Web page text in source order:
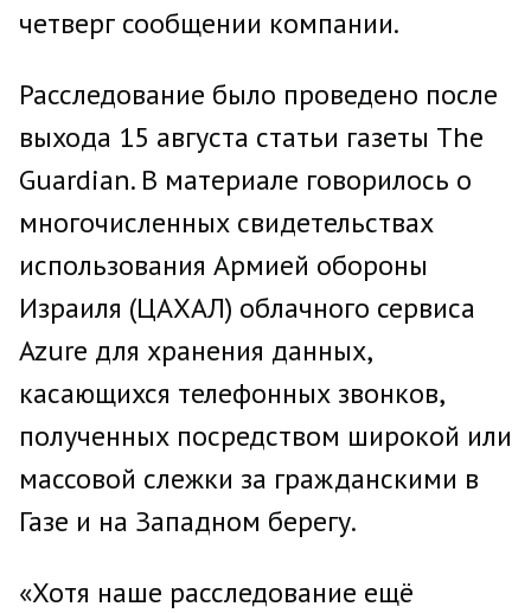
четверг сообщении компании.
Расследование было проведено после
выхода 15 августа статьи газеты The
Guardian. В материале говорилось о
многочисленных свидетельствах
использования Армией обороны
Израиля (ЦАХАЛ) облачного сервиса
Azure для хранения данных,
касающихся телефонных звонков,
полученных посредством широкой или
массовой слежки за гражданскими в
Газе и на Западном берегу.
«Хотя наше расследование ещё